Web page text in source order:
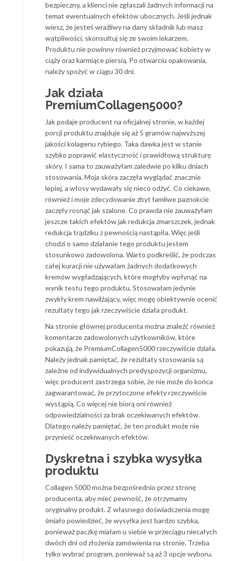
bezpieczny, a klienci nie zgłaszali żadnych informacji na
temat ewentualnych efektów ubocznych. Jeśli jednak
wiesz, że jesteś wrażliwy na dany składnik lub masz
wątpliwości, skonsultuj się ze swoim lekarzem.
Produktu nie powinny również przyjmować kobiety w
ciąży oraz karmiące piersią. Po otwarciu opakowania,
należy spożyć w ciągu 30 dni.
Jak działa
PremiumCollagen5000?
Jak podaje producent na oficjalnej stronie, w każdej
porcji produktu znajduje się aż 5 gramów najwyższej
jakości kolagenu rybiego. Taka dawka jest w stanie
szybko poprawić elastyczność i prawidłową strukturę
skóry. I sama to zauważyłam zaledwie po kilku dniach
stosowania. Moja skóra zaczęła wyglądać znacznie
lepiej, a włosy wydawały się nieco odżyć. Co ciekawe,
również i moje zdecydowanie zbyt łamliwe paznokcie
zaczęły rosnąć jak szalone. Co prawda nie zauważyłam
jeszcze takich efektów jak redukcja zmarszczek, jednak
redukcja trądziku z pewnością nastąpiła. Więc jeśli
chodzi o samo działanie tego produktu jestem
stosunkowo zadowolona. Warto podkreślić, że podczas
całej kuracji nie używałam żadnych dodatkowych
kremów wygładzających, które mogłyby wpłynąć na
wynik testu tego produktu. Stosowałam jedynie
zwykły krem nawilżający, więc mogę obiektywnie ocenić
rezultaty tego jak rzeczywiście działa produkt.
Na stronie głównej producenta można znaleźć również
komentarze zadowolonych użytkowników, które
pokazują, że PremiumCollagen5000 rzeczywiście działa.
Należy jednak pamiętać, że rezultaty stosowania są
zależne od indywidualnych predyspozycji organizmu,
więc producent zastrzega sobie, że nie może do końca
zagwarantować, że przytoczone efekty rzeczywiście
wystąpią. Co więcej nie biorą oni również
odpowiedzialności za brak oczekiwanych efektów.
Dlatego należy pamiętać, że ten produkt może nie
przynieść oczekiwanych efektów.
Dyskretna i szybka wysyłka
produktu
Collagen 5000 można bezpośrednio przez stronę
producenta, aby mieć pewność, że otrzymamy
oryginalny produkt. Z własnego doświadczenia mogę
śmiało powiedzieć, że wysyłka jest bardzo szybka,
ponieważ paczkę miałam u siebie w przeciągu niecałych
dwóch dni od złożenia zamówienia na stronie. Trzeba
tylko wybrać program, ponieważ są aż 3 opcje wyboru.